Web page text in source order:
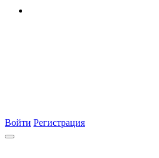
Войти Регистрация